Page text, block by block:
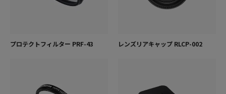
プロテクトフィルター PRF-43 レンズリアキャップ RLCP-002